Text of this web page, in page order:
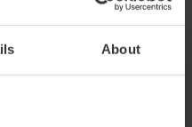
About